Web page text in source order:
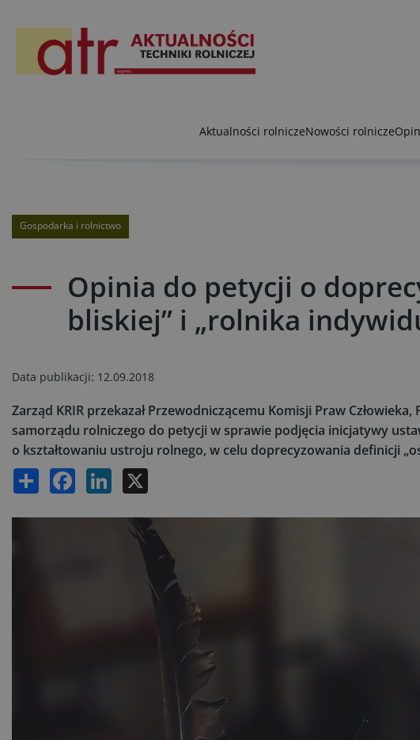
Aktualności rolniczeNowości rolnicze
Gospodarka i rolnictwo
Opinia do petycji o
bliskiej” i „rolnika
Data publikacji: 12.09.2018
Zarząd KRIR przekazał Przewodniczącemu Komisji Praw
samorządu rolniczego do petycji w sprawie podjęcia inicjatywy
o kształtowaniu ustroju rolnego, w celu doprecyzowania definicji
Share Facebook LinkedIn